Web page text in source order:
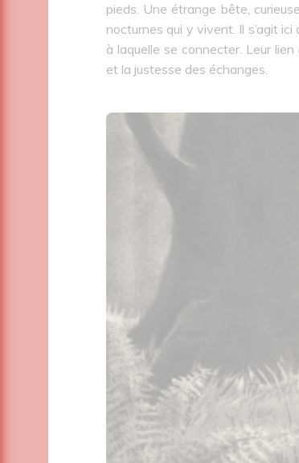
pieds. Une étrange bête,
nocturnes qui y vivent. Il s’agit
à laquelle se connecter. Leur
et la justesse des échanges.